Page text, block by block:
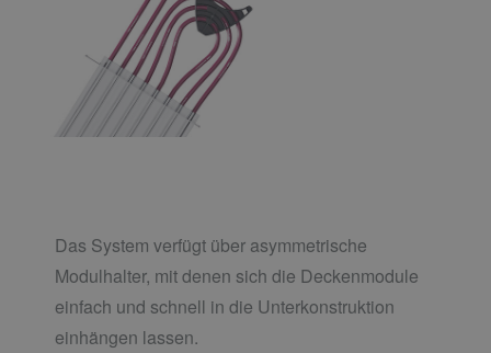
Das System verfügt über asymmetrische
Modulhalter, mit denen sich die Deckenmodule
einfach und schnell in die Unterkonstruktion
einhängen lassen.